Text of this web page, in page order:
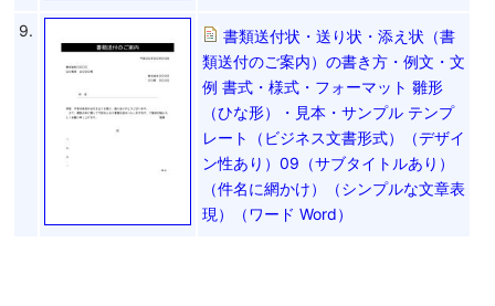
9.
書類送付状・送り状・添え状（書
類送付のご案内）の書き方・例文・文
例 書式・様式・フォーマット 雛形
（ひな形）・見本・サンプル テンプ
レート（ビジネス文書形式）（デザイ
ン性あり）09（サブタイトルあり）
（件名に網かけ）（シンプルな文章表
現）（ワード Word）